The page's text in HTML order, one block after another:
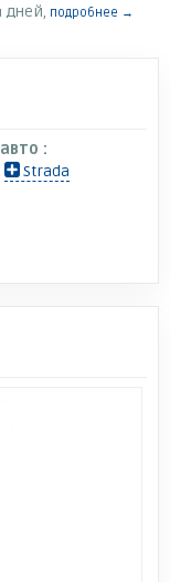
дней, подробнее →
:
Strada